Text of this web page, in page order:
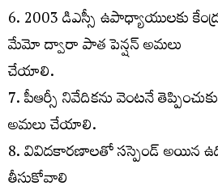
6. 2003 డిఎస్సీ ఉపాధ్యాయులకు
మేమో ద్వారా పాత పెన్షన్ అమలు
చేయాలి.
7. పీఆర్సీ నివేదికను వెంటనే
అమలు చేయాలి.
8. వివిదకారణాలతో సస్పెండ్ అయిన
తీసుకోవాలి